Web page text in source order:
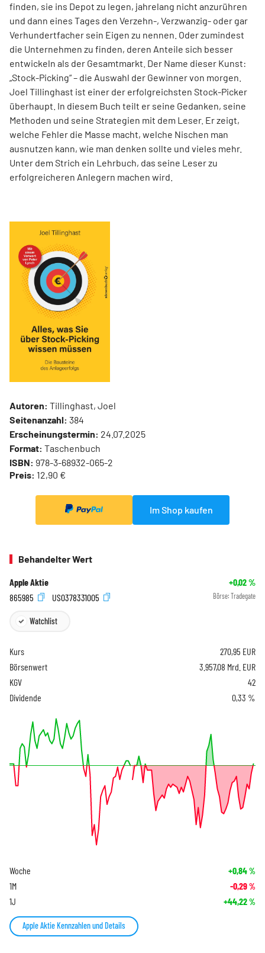
finden, sie ins Depot zu legen, jahrelang nicht anzurühren
und dann eines Tages den Verzehn-, Verzwanzig- oder gar
Verhundertfacher sein Eigen zu nennen. Oder zumindest
die Unternehmen zu finden, deren Anteile sich besser
entwickeln als der Gesamtmarkt. Der Name dieser Kunst:
„Stock-Picking“ – die Auswahl der Gewinner von morgen.
Joel Tillinghast ist einer der erfolgreichsten Stock-Picker
überhaupt. In diesem Buch teilt er seine Gedanken, seine
Methoden und seine Strategien mit dem Leser. Er zeigt,
welche Fehler die Masse macht, welche Nischen man
ausnutzen kann, wie man denken sollte und vieles mehr.
Unter dem Strich ein Lehrbuch, das seine Leser zu
erfolgreicheren Anlegern machen wird.
Autoren: Tillinghast, Joel
Seitenanzahl: 384
Erscheinungstermin: 24.07.2025
Format: Taschenbuch
ISBN: 978-3-68932-065-2
Preis: 12,90 €
Im Shop kaufen
Behandelter Wert
Apple Aktie +0,02%
865985
US0378331005 Börse: Tradegate
Watchlist
Kurs 270,95 EUR
Börsenwert
3.957,08 Mrd. EUR
KGV
42
Dividende
0,33 %
Woche +0,84%
1M -0,29%
1J +44,22%
Apple Aktie Kennzahlen und Details